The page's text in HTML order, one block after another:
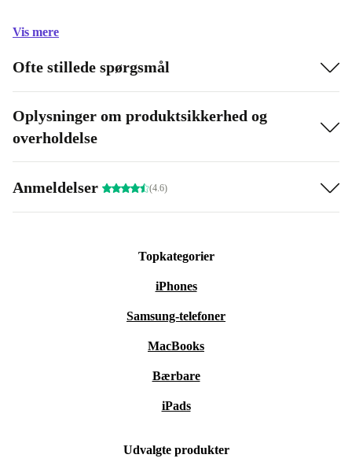
Vis mere
Ofte stillede spørgsmål
Oplysninger om produktsikkerhed og
overholdelse
Anmeldelser (4.6)
Topkategorier
iPhones
Samsung-telefoner
MacBooks
Bærbare
iPads
Udvalgte produkter